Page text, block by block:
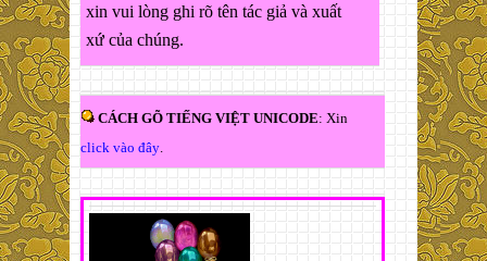
xin vui lòng ghi rõ tên tác giả và xuất
xứ của chúng.
CÁCH GÕ TIẾNG VIỆT UNICODE: Xin
click vào đây